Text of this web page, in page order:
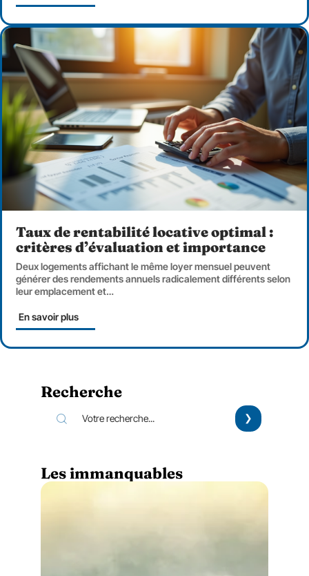
Taux de rentabilité locative optimal :
critères d’évaluation et importance
Deux logements affichant le même loyer mensuel peuvent
générer des rendements annuels radicalement différents selon
leur emplacement et…
En savoir plus
Recherche
Les immanquables